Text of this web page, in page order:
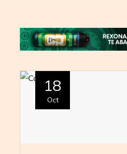
18
Oct